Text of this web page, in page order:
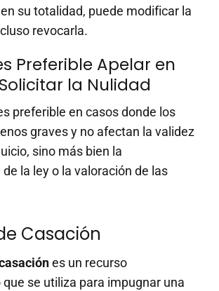
su totalidad, puede modificar la
revocarla.
Preferible Apelar en
la Nulidad
preferible en casos donde los
graves y no afectan la validez
sino más bien la
la ley o la valoración de las
Casación
es un recurso
se utiliza para impugnar una